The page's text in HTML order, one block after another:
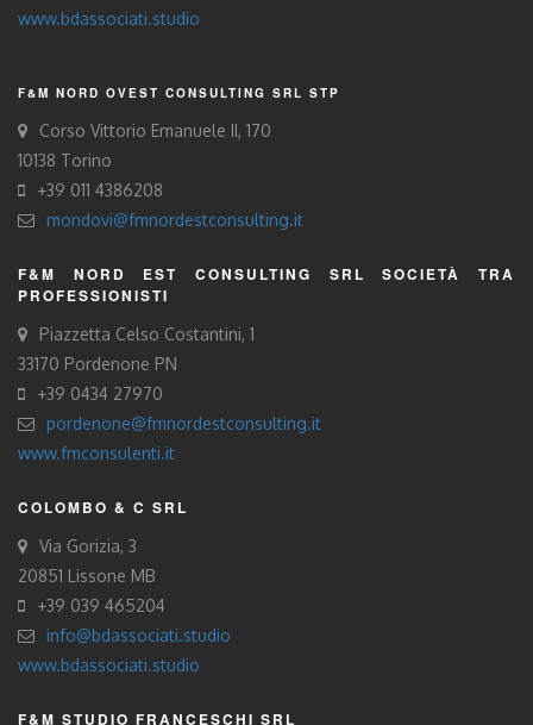
www.bdassociati.studio
F&M NORD OVEST CONSULTING SRL STP
Corso Vittorio Emanuele II, 170
10138 Torino
+39 011 4386208
mondovi@fmnordestconsulting.it
F&M NORD EST CONSULTING SRL SOCIETÀ TRA
PROFESSIONISTI
Piazzetta Celso Costantini, 1
33170 Pordenone PN
+39 0434 27970
pordenone@fmnordestconsulting.it
www.fmconsulenti.it
COLOMBO & C SRL
Via Gorizia, 3
20851 Lissone MB
+39 039 465204
info@bdassociati.studio
www.bdassociati.studio
F&M STUDIO FRANCESCHI SRL